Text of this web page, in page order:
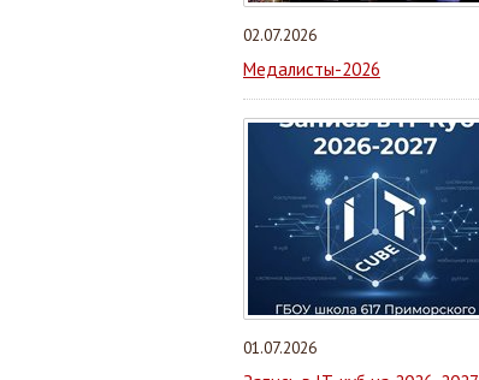
02.07.2026
Медалисты-2026
01.07.2026